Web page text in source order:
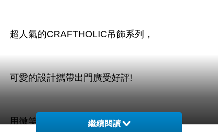
超人氣的CRAFTHOLIC吊飾系列，
可愛的設計攜帶出門廣受好評!
用微笑療癒妳，天天擁有好心情!
繼續閱讀